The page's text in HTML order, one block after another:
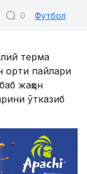
0 Футбол
терма
орти пайлари
жаҳон
ўтказиб